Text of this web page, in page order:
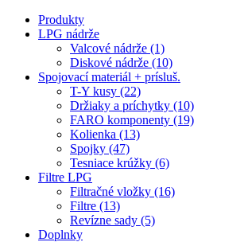
Produkty
LPG nádrže
Valcové nádrže (1)
Diskové nádrže (10)
Spojovací materiál + prísluš.
T-Y kusy (22)
Držiaky a príchytky (10)
FARO komponenty (19)
Kolienka (13)
Spojky (47)
Tesniace krúžky (6)
Filtre LPG
Filtračné vložky (16)
Filtre (13)
Revízne sady (5)
Doplnky